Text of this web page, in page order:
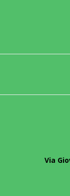
Via